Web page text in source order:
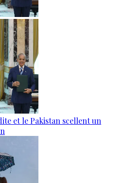
et le Pakistan scellent un